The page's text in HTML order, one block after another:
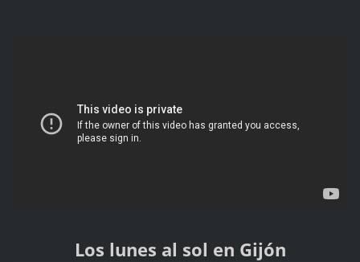
Los lunes al sol en Gijón